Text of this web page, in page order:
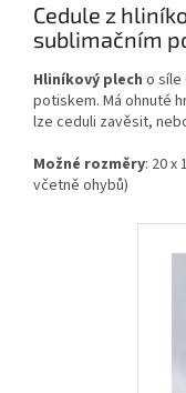
Cedule z
sublimačním
Hliníkový plech o síle
potiskem. Má ohnuté
lze ceduli zavěsit,
Možné rozměry: 20 x
včetně ohybů)